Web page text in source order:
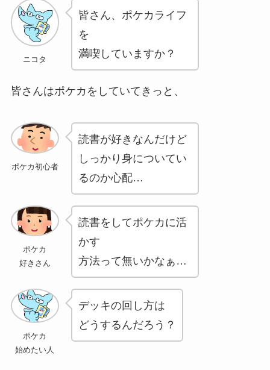
ニコタ
皆さん、ポケカライフ
を
満喫していますか？
皆さんはポケカをしていてきっと、
ポケカ初心者
読書が好きなんだけど
しっかり身についてい
るのか心配…
ポケカ
好きさん
読書をしてポケカに活
かす
方法って無いかなぁ…
ポケカ
始めたい人
デッキの回し方は
どうするんだろう？